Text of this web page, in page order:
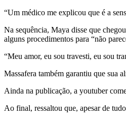
“Um médico me explicou que é a
Na sequência, Maya disse que
alguns procedimentos para “não
“Meu amor, eu sou travesti, eu sou
Massafera também garantiu que sua
Ainda na publicação, a youtuber
Ao final, ressaltou que, apesar de